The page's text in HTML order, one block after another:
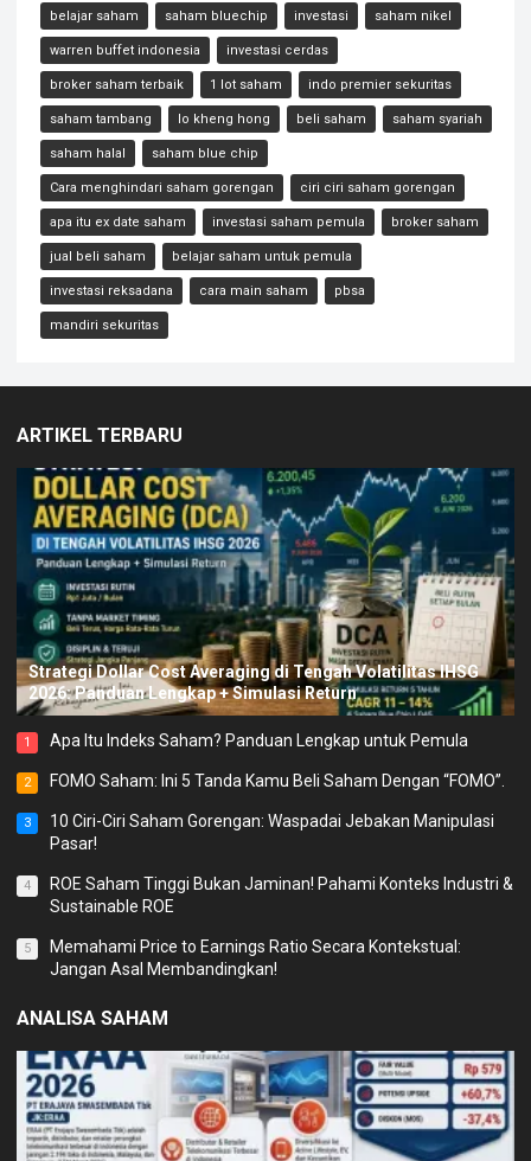
belajar saham saham bluechip investasi saham nikel
warren buffet indonesia investasi cerdas
broker saham terbaik 1 lot saham indo premier sekuritas
saham tambang lo kheng hong beli saham saham syariah
saham halal saham blue chip
Cara menghindari saham gorengan ciri ciri saham gorengan
apa itu ex date saham investasi saham pemula broker saham
jual beli saham belajar saham untuk pemula
investasi reksadana cara main saham pbsa
mandiri sekuritas
ARTIKEL TERBARU
Strategi Dollar Cost Averaging di Tengah Volatilitas IHSG
2026: Panduan Lengkap + Simulasi Return
1 Apa Itu Indeks Saham? Panduan Lengkap untuk Pemula
2 FOMO Saham: Ini 5 Tanda Kamu Beli Saham Dengan “FOMO”.
3
10 Ciri-Ciri Saham Gorengan: Waspadai Jebakan Manipulasi
Pasar!
4
ROE Saham Tinggi Bukan Jaminan! Pahami Konteks Industri &
Sustainable ROE
5
Memahami Price to Earnings Ratio Secara Kontekstual:
Jangan Asal Membandingkan!
ANALISA SAHAM